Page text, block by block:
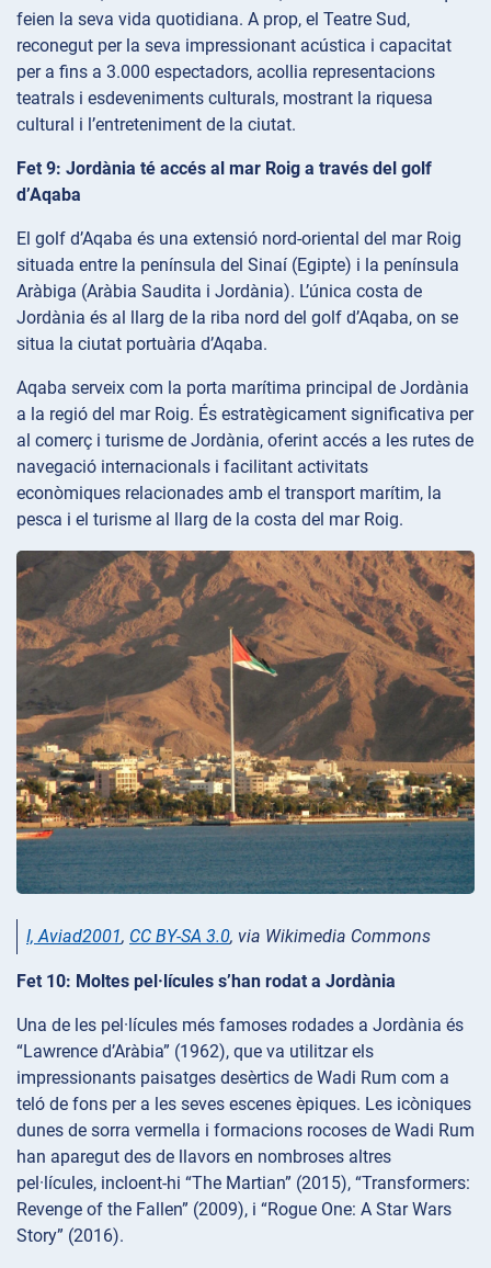
feien la seva vida quotidiana. A prop, el Teatre Sud,
reconegut per la seva impressionant acústica i capacitat
per a fins a 3.000 espectadors, acollia representacions
teatrals i esdeveniments culturals, mostrant la riquesa
cultural i l’entreteniment de la ciutat.
Fet 9: Jordània té accés al mar Roig a través del golf
d’Aqaba
El golf d’Aqaba és una extensió nord-oriental del mar Roig
situada entre la península del Sinaí (Egipte) i la península
Aràbiga (Aràbia Saudita i Jordània). L’única costa de
Jordània és al llarg de la riba nord del golf d’Aqaba, on se
situa la ciutat portuària d’Aqaba.
Aqaba serveix com la porta marítima principal de Jordània
a la regió del mar Roig. És estratègicament significativa per
al comerç i turisme de Jordània, oferint accés a les rutes de
navegació internacionals i facilitant activitats
econòmiques relacionades amb el transport marítim, la
pesca i el turisme al llarg de la costa del mar Roig.
I, Aviad2001, CC BY-SA 3.0, via Wikimedia Commons
Fet 10: Moltes pel·lícules s’han rodat a Jordània
Una de les pel·lícules més famoses rodades a Jordània és
“Lawrence d’Aràbia” (1962), que va utilitzar els
impressionants paisatges desèrtics de Wadi Rum com a
teló de fons per a les seves escenes èpiques. Les icòniques
dunes de sorra vermella i formacions rocoses de Wadi Rum
han aparegut des de llavors en nombroses altres
pel·lícules, incloent-hi “The Martian” (2015), “Transformers:
Revenge of the Fallen” (2009), i “Rogue One: A Star Wars
Story” (2016).